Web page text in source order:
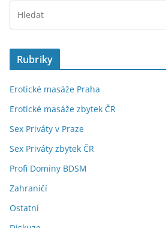
Rubriky
Erotické masáže Praha
Erotické masáže zbytek ČR
Sex Priváty v Praze
Sex Priváty zbytek ČR
Profi Dominy BDSM
Zahraničí
Ostatní